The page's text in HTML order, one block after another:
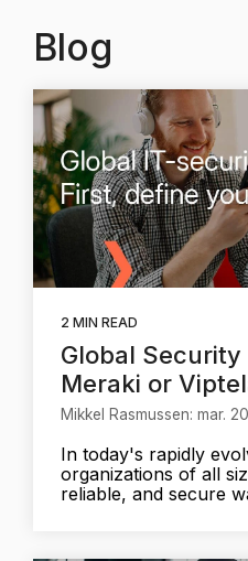
Blog
2 MIN READ
Global
Meraki or
Mikkel Rasmussen: mar.
In today's rapidly
organizations of all
reliable, and secure